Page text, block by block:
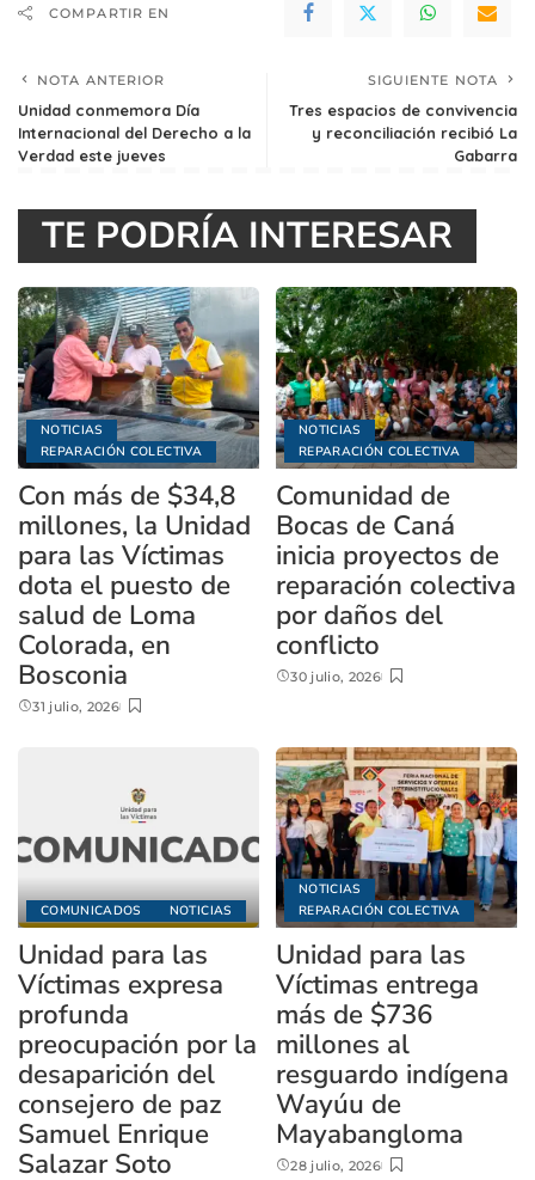
COMPARTIR EN
NOTA ANTERIOR
Unidad conmemora Día
Internacional del Derecho a la
Verdad este jueves
SIGUIENTE NOTA
Tres espacios de convivencia
y reconciliación recibió La
Gabarra
TE PODRÍA INTERESAR
NOTICIAS
REPARACIÓN COLECTIVA
Con más de $34,8
millones, la Unidad
para las Víctimas
dota el puesto de
salud de Loma
Colorada, en
Bosconia
31 julio, 2026
NOTICIAS
REPARACIÓN COLECTIVA
Comunidad de
Bocas de Caná
inicia proyectos de
reparación colectiva
por daños del
conflicto
30 julio, 2026
COMUNICADOS NOTICIAS
Unidad para las
Víctimas expresa
profunda
preocupación por la
desaparición del
consejero de paz
Samuel Enrique
Salazar Soto
NOTICIAS
REPARACIÓN COLECTIVA
Unidad para las
Víctimas entrega
más de $736
millones al
resguardo indígena
Wayúu de
Mayabangloma
28 julio, 2026